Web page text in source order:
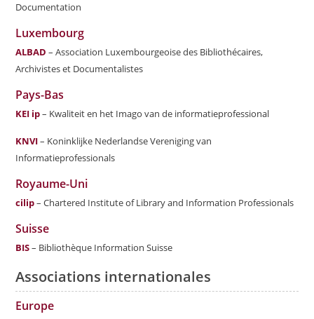
Documentation
Luxembourg
ALBAD – Association Luxembourgeoise des Bibliothécaires,
Archivistes et Documentalistes
Pays-Bas
KEI ip– Kwaliteit en het Imago van de informatieprofessional
KNVI– Koninklijke Nederlandse Vereniging van
Informatieprofessionals
Royaume-Uni
cilip– Chartered Institute of Library and Information Professionals
Suisse
BIS– Bibliothèque Information Suisse
Associations internationales
Europe